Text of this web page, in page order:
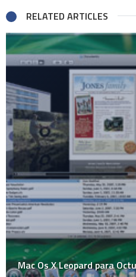
RELATED ARTICLES
Los calzones sugerentes